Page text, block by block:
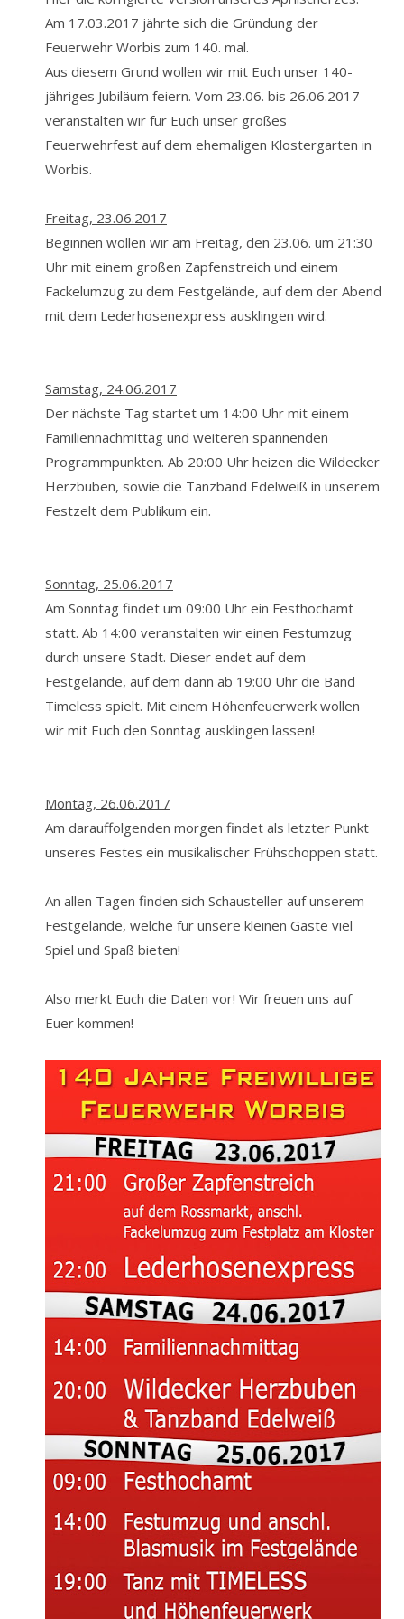
Impressum
Facebook
Am 17.03.2017 jährte sich die Gründung der
Feuerwehr Worbis zum 140. mal.
Aus diesem Grund wollen wir mit Euch unser 140-
jähriges Jubiläum feiern. Vom 23.06. bis 26.06.2017
veranstalten wir für Euch unser großes
Feuerwehrfest auf dem ehemaligen Klostergarten in
Worbis.
Freitag, 23.06.2017
Beginnen wollen wir am Freitag, den 23.06. um 21:30
Uhr mit einem großen Zapfenstreich und einem
Fackelumzug zu dem Festgelände, auf dem der Abend
mit dem Lederhosenexpress ausklingen wird.
Samstag, 24.06.2017
Der nächste Tag startet um 14:00 Uhr mit einem
Familiennachmittag und weiteren spannenden
Programmpunkten. Ab 20:00 Uhr heizen die Wildecker
Herzbuben, sowie die Tanzband Edelweiß in unserem
Festzelt dem Publikum ein.
Sonntag, 25.06.2017
Am Sonntag findet um 09:00 Uhr ein Festhochamt
statt. Ab 14:00 veranstalten wir einen Festumzug
durch unsere Stadt. Dieser endet auf dem
Festgelände, auf dem dann ab 19:00 Uhr die Band
Timeless spielt. Mit einem Höhenfeuerwerk wollen
wir mit Euch den Sonntag ausklingen lassen!
Montag, 26.06.2017
Am darauffolgenden morgen findet als letzter Punkt
unseres Festes ein musikalischer Frühschoppen statt.
An allen Tagen finden sich Schausteller auf unserem
Festgelände, welche für unsere kleinen Gäste viel
Spiel und Spaß bieten!
Also merkt Euch die Daten vor! Wir freuen uns auf
Euer kommen!